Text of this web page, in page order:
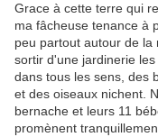
Grace à cette terre qui
ma fâcheuse tenance à
peu partout autour de la
sortir d'une jardinerie
dans tous les sens, des
et des oiseaux nichent.
bernache et leurs 11
promènent